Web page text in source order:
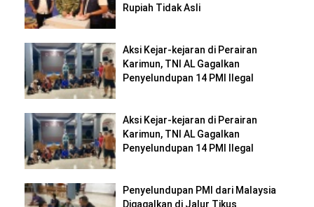
Rupiah Tidak Asli
Aksi Kejar-kejaran di Perairan
Karimun, TNI AL Gagalkan
Penyelundupan 14 PMI Ilegal
Aksi Kejar-kejaran di Perairan
Karimun, TNI AL Gagalkan
Penyelundupan 14 PMI Ilegal
Penyelundupan PMI dari Malaysia
Digagalkan di Jalur Tikus